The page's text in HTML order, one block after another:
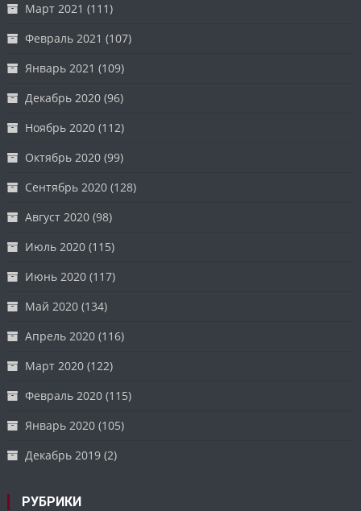
Март 2021 (111)
Февраль 2021 (107)
Январь 2021 (109)
Декабрь 2020 (96)
Ноябрь 2020 (112)
Октябрь 2020 (99)
Сентябрь 2020 (128)
Август 2020 (98)
Июль 2020 (115)
Июнь 2020 (117)
Май 2020 (134)
Апрель 2020 (116)
Март 2020 (122)
Февраль 2020 (115)
Январь 2020 (105)
Декабрь 2019 (2)
РУБРИКИ